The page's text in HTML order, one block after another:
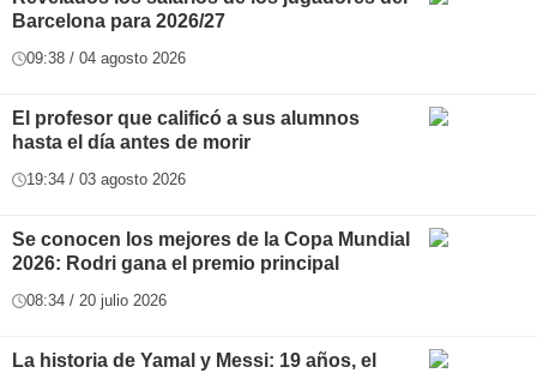
Barcelona para 2026/27
09:38 / 04 agosto 2026
El profesor que calificó a sus alumnos
hasta el día antes de morir
19:34 / 03 agosto 2026
Se conocen los mejores de la Copa Mundial
2026: Rodri gana el premio principal
08:34 / 20 julio 2026
La historia de Yamal y Messi: 19 años, el